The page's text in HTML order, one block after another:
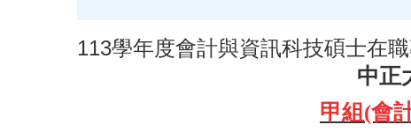
113學年度會計與資訊科技碩士在
中正
甲組(會